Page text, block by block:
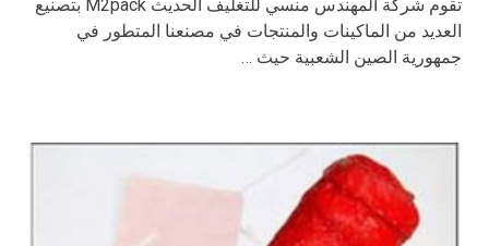
تقوم شركة المهندس منسي للتغليف الحديث M2pack بتصنيع
العديد من الماكينات والمنتجات في مصنعنا المتطور في
جمهورية الصين الشعبية حيث …